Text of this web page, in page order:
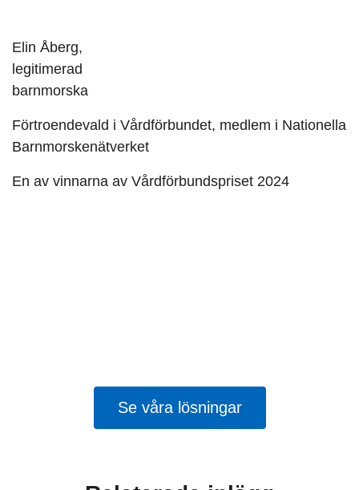
Elin Åberg,
legitimerad
barnmorska
Förtroendevald i Vårdförbundet, medlem i Nationella
Barnmorskenätverket
En av vinnarna av Vårdförbundspriset 2024
Se våra lösningar